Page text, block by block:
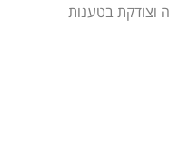
וצודקת בטענות